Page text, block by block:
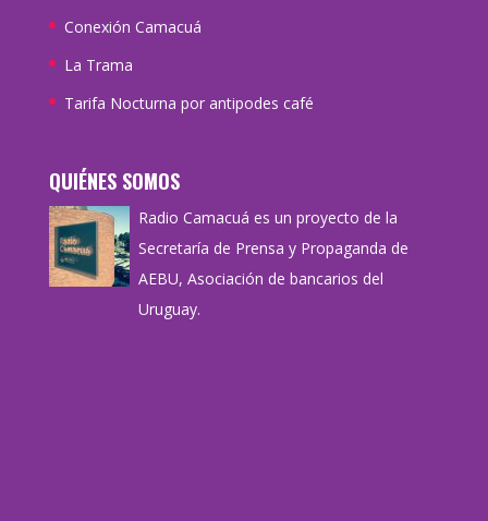
Conexión Camacuá
La Trama
Tarifa Nocturna por antipodes café
QUIÉNES SOMOS
Radio Camacuá es un proyecto de la
Secretaría de Prensa y Propaganda de
AEBU, Asociación de bancarios del
Uruguay.